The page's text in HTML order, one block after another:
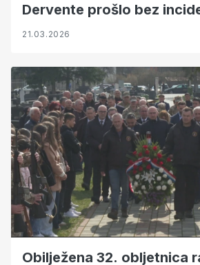
Dervente prošlo bez
21.03.2026
Obilježena 32. obljetnica